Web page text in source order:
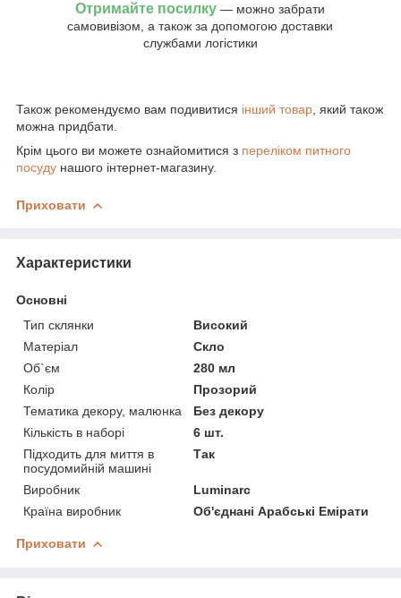
Отримайте посилку — можно забрати
самовивізом, а також за допомогою доставки
службами логістики
Також рекомендуємо вам подивитися інший товар , який також
можна придбати.
Крім цього ви можете ознайомитися з переліком питного
посуду нашого інтернет-магазину.
Приховати
Характеристики
Основні
Тип склянки
Високий
Матеріал
Скло
Об`єм
280 мл
Колір
Прозорий
Тематика декору, малюнка
Без декору
Кількість в наборі
6 шт.
Підходить для миття в
посудомийній машині
Так
Виробник
Luminarc
Країна виробник
Об'єднані Арабські Емірати
Приховати